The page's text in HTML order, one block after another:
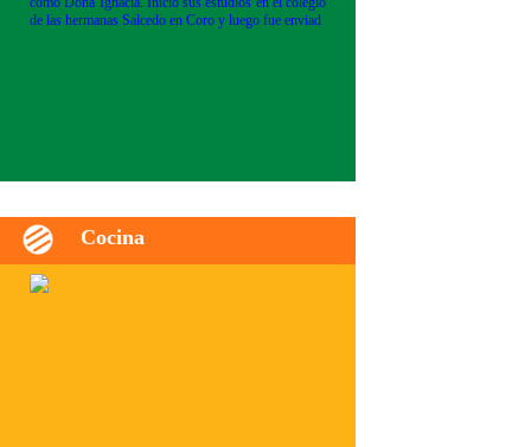
de las hermanas Salcedo en Coro y luego fue enviad
Cocina